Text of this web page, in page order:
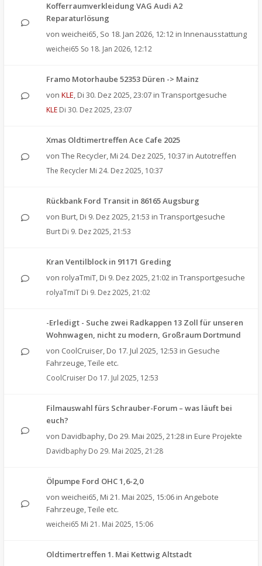
Kofferraumverkleidung VAG Audi A2
Reparaturlösung
von weichei65, So 18. Jan 2026, 12:12 in Innenausstattung
weichei65 So 18. Jan 2026, 12:12
Framo Motorhaube 52353 Düren -> Mainz
von KLE, Di 30. Dez 2025, 23:07 in Transportgesuche
KLE Di 30. Dez 2025, 23:07
Xmas Oldtimertreffen Ace Cafe 2025
von The Recycler, Mi 24. Dez 2025, 10:37 in Autotreffen
The Recycler Mi 24. Dez 2025, 10:37
Rückbank Ford Transit in 86165 Augsburg
von Burt, Di 9. Dez 2025, 21:53 in Transportgesuche
Burt Di 9. Dez 2025, 21:53
Kran Ventilblock in 91171 Greding
von rolyaTmiT, Di 9. Dez 2025, 21:02 in Transportgesuche
rolyaTmiT Di 9. Dez 2025, 21:02
-Erledigt - Suche zwei Radkappen 13 Zoll für unseren
Wohnwagen, nicht zu modern, Großraum Dortmund
von CoolCruiser, Do 17. Jul 2025, 12:53 in Gesuche
Fahrzeuge, Teile etc.
CoolCruiser Do 17. Jul 2025, 12:53
Filmauswahl fürs Schrauber-Forum – was läuft bei
euch?
von Davidbaphy, Do 29. Mai 2025, 21:28 in Eure Projekte
Davidbaphy Do 29. Mai 2025, 21:28
Ölpumpe Ford OHC 1,6-2,0
von weichei65, Mi 21. Mai 2025, 15:06 in Angebote
Fahrzeuge, Teile etc.
weichei65 Mi 21. Mai 2025, 15:06
Oldtimertreffen 1. Mai Kettwig Altstadt